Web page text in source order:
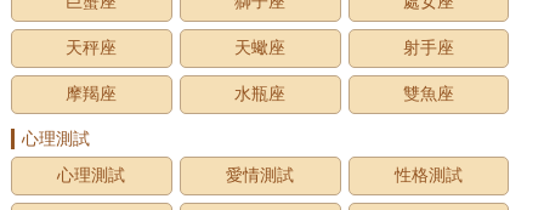
天秤座 天蠍座 射手座
摩羯座 水瓶座 雙魚座
心理測試
心理測試
愛情測試 性格測試